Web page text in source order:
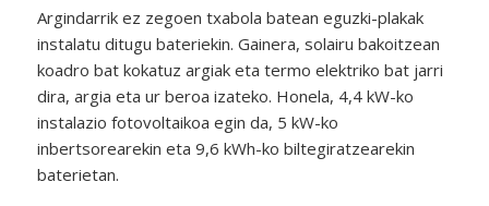
Argindarrik ez zegoen txabola batean eguzki-plakak
instalatu ditugu bateriekin. Gainera, solairu bakoitzean
koadro bat kokatuz argiak eta termo elektriko bat jarri
dira, argia eta ur beroa izateko. Honela, 4,4 kW-ko
instalazio fotovoltaikoa egin da, 5 kW-ko
inbertsorearekin eta 9,6 kWh-ko biltegiratzearekin
baterietan.